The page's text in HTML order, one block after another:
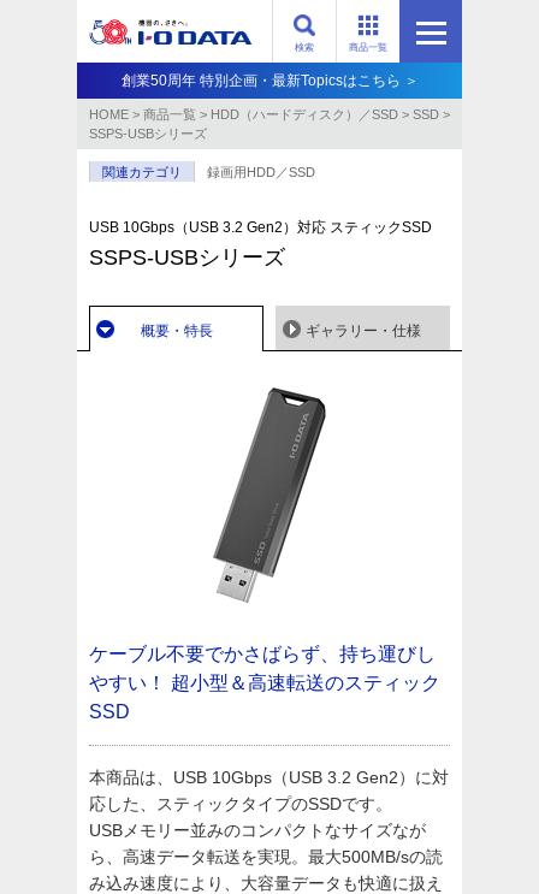
商品一覧
検索
創業50周年 特別企画・最新Topicsはこちら ＞
HOME > 商品一覧 > HDD（ハードディスク）／SSD > SSD >
SSPS-USBシリーズ
関連カテゴリ 録画用HDD／SSD
USB 10Gbps（USB 3.2 Gen2）対応 スティックSSD
SSPS-USBシリーズ
概要・特長 ギャラリー・仕様
ケーブル不要でかさばらず、持ち運びし
やすい！
超小型＆高速転送のスティック
SSD
本商品は、USB 10Gbps（USB 3.2 Gen2）に対
応した、スティックタイプのSSDです。
USBメモリー並みのコンパクトなサイズなが
ら、高速データ転送を実現。最大500MB/sの読
み込み速度により、大容量データも快適に扱え